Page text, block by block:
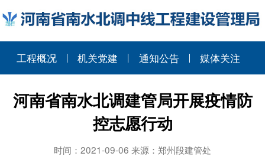
工程概况 机关党建 通知公告 媒体关注
河南省南水北调建管局开展疫情防
控志愿行动
时间：2021-09-06 来源：郑州段建管处